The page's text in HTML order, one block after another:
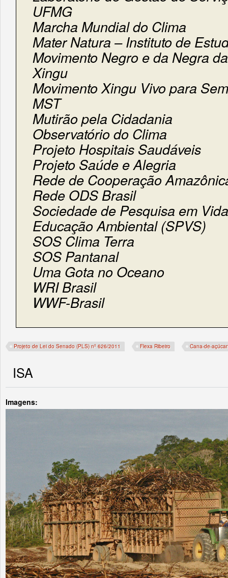
UFMG
Marcha Mundial do Clima
Mater Natura – Instituto de
Movimento Negro e da Negra
Xingu
Movimento Xingu Vivo para
MST
Mutirão pela Cidadania
Observatório do Clima
Projeto Hospitais Saudáveis
Projeto Saúde e Alegria
Rede de Cooperação
Rede ODS Brasil
Sociedade de Pesquisa em
Educação Ambiental (SPVS)
SOS Clima Terra
SOS Pantanal
Uma Gota no Oceano
WRI Brasil
WWF-Brasil
Projeto de Lei do Senado (PLS) nº 626/2011 Flexa Ribeiro Cana-de-açúcar
ISA
Imagens: